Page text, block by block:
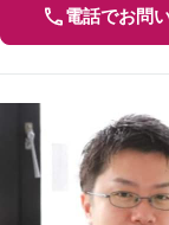
電話でお問